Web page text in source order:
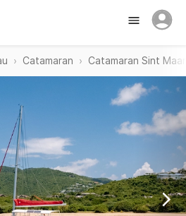
Catamaran Catamaran Sint